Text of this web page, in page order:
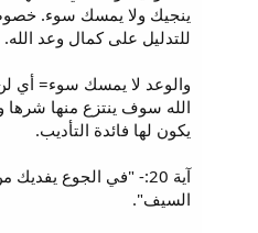
للتدليل على كمال وعد الله.
والوعد لا يمسك سوء= أي
الله سوف ينتزع منها
يكون لها فائدة التأديب.
آية 20:- "في الجوع
السيف".